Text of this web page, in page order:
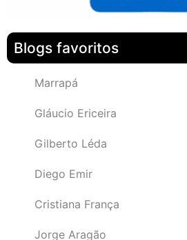
Blogs favoritos
Marrapá
Gláucio Ericeira
Gilberto Léda
Diego Emir
Cristiana França
Jorge Aragão